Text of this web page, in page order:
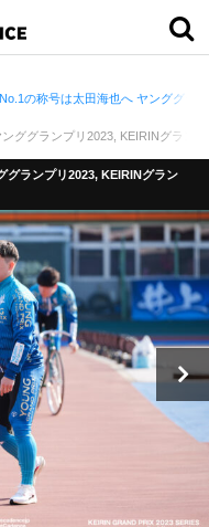
の称号は太田海也へ ヤンググラ
ググランプリ2023, KEIRINグラン
グランプリ2023, KEIRINグラン